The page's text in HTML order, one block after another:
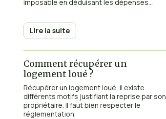
imposable en déduisant les dépenses...
Lire la suite
Comment récupérer un
logement loué ?
Récupérer un logement loué, Il existe
différents motifs justifiant la reprise par son
propriétaire. Il faut bien respecter le
réglementation.